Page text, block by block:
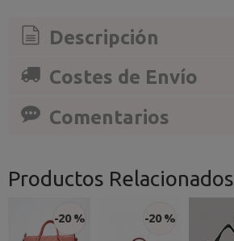
Descripción
Costes de Envío
Comentarios
Productos Relacionados
-20 % -20 %